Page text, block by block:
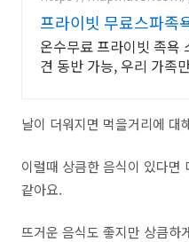
프라이빗 무료스파족
소 제주 돌담감성, 반
온수무료 프라이빗 족욕
견 동반 가능, 우리 가족만을 위한 힐
야외 바베큐
날이 더워지면 먹을거리에 대
이럴때 상큼한 음식이 있다면
같아요.
뜨거운 음식도 좋지만 상큼하